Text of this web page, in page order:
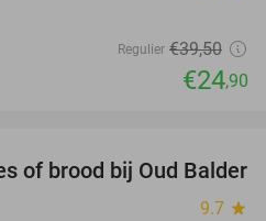
Regulier €39,50
€24,90
41%
of brood bij Oud Balder
9.7 star